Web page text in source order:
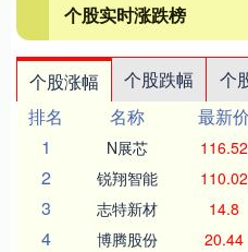
个股实时涨跌榜
个股涨幅 个股跌幅 个
排名
名称 最新价
1
N展芯 116.52
2 锐翔智能 110.02
3 志特新材 14.8
4 博腾股份 20.44